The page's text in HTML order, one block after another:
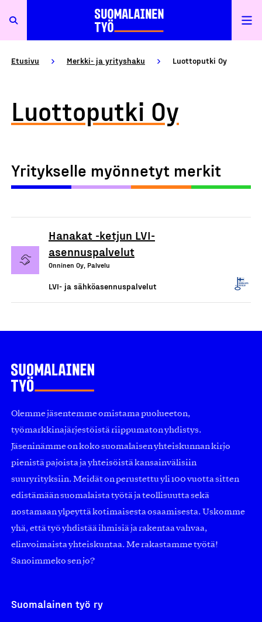
Etusivu Merkki- ja yrityshaku Luottoputki Oy
Luottoputki Oy
Yritykselle myönnetyt merkit
Hanakat -ketjun LVI-
asennuspalvelut
Onninen Oy, Palvelu
LVI- ja sähköasennuspalvelut
Olemme jäsentemme omistama puolueeton,
työmarkkinajärjestöistä riippumaton yhdistys.
Jäseninämme on koko suomalaisen yhteiskunnan kirjo
pienistä pajoista ja yhteisöistä kansainvälisiin
suuryrityksiin. Meidät on perustettu yli 100 vuotta sitten
edistämään suomalaista työtä ja teollisuutta sekä
nostamaan ylpeyttä kotimaisesta osaamisesta. Uskomme
yhä, että työ yhdistää ihmisiä ja rakentaa vahvaa,
elinvoimaista yhteiskuntaa. Me rakastamme työtä!
Sanoimmeko sen jo?
Suomalainen työ ry